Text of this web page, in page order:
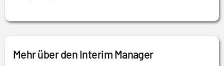
Mehr über den Interim Manager